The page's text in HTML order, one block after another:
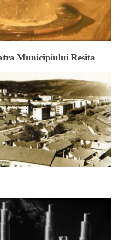
Municipiului Resita